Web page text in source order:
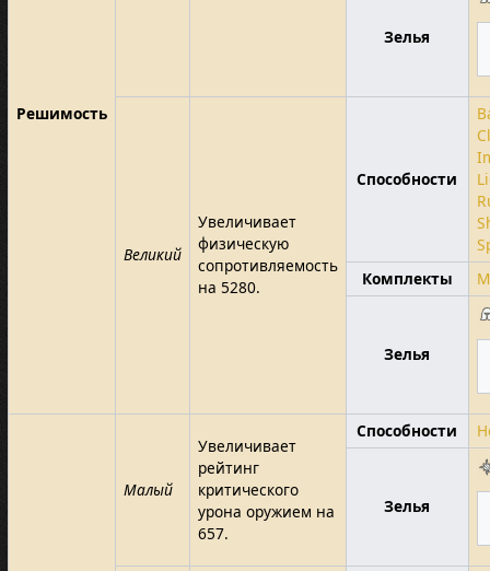
Решимость
Зелья
Великий
Увеличивает
физическую
сопротивляемость
на 5280.
Способности
Комплекты
Зелья
Малый
Увеличивает
рейтинг
критического
урона оружием на
657.
Способности
Зелья